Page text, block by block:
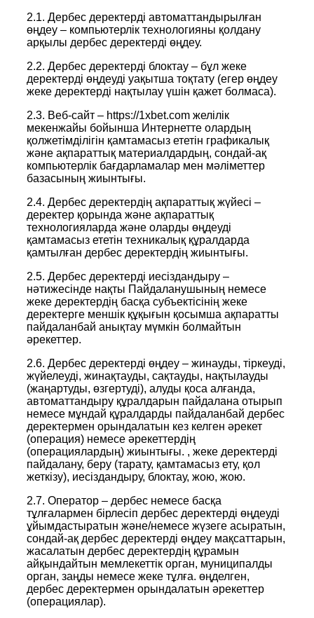
2.1. Дербес деректерді автоматтандырылған
өңдеу – компьютерлік технологияны қолдану
арқылы дербес деректерді өңдеу.
2.2. Дербес деректерді блоктау – бұл жеке
деректерді өңдеуді уақытша тоқтату (егер өңдеу
жеке деректерді нақтылау үшін қажет болмаса).
2.3. Веб-сайт – https://1xbet.com желілік
мекенжайы бойынша Интернетте олардың
қолжетімділігін қамтамасыз ететін графикалық
және ақпараттық материалдардың, сондай-ақ
компьютерлік бағдарламалар мен мәліметтер
базасының жиынтығы.
2.4. Дербес деректердің ақпараттық жүйесі –
деректер қорында және ақпараттық
технологияларда және оларды өңдеуді
қамтамасыз ететін техникалық құралдарда
қамтылған дербес деректердің жиынтығы.
2.5. Дербес деректерді иесіздандыру –
нәтижесінде нақты Пайдаланушының немесе
жеке деректердің басқа субъектісінің жеке
деректерге меншік құқығын қосымша ақпаратты
пайдаланбай анықтау мүмкін болмайтын
әрекеттер.
2.6. Дербес деректерді өңдеу – жинауды, тіркеуді,
жүйелеуді, жинақтауды, сақтауды, нақтылауды
(жаңартуды, өзгертуді), алуды қоса алғанда,
автоматтандыру құралдарын пайдалана отырып
немесе мұндай құралдарды пайдаланбай дербес
деректермен орындалатын кез келген әрекет
(операция) немесе әрекеттердің
(операциялардың) жиынтығы. , жеке деректерді
пайдалану, беру (тарату, қамтамасыз ету, қол
жеткізу), иесіздандыру, блоктау, жою, жою.
2.7. Оператор – дербес немесе басқа
тұлғалармен бірлесіп дербес деректерді өңдеуді
ұйымдастыратын және/немесе жүзеге асыратын,
сондай-ақ дербес деректерді өңдеу мақсаттарын,
жасалатын дербес деректердің құрамын
айқындайтын мемлекеттік орган, муниципалды
орган, заңды немесе жеке тұлға. өңделген,
дербес деректермен орындалатын әрекеттер
(операциялар).